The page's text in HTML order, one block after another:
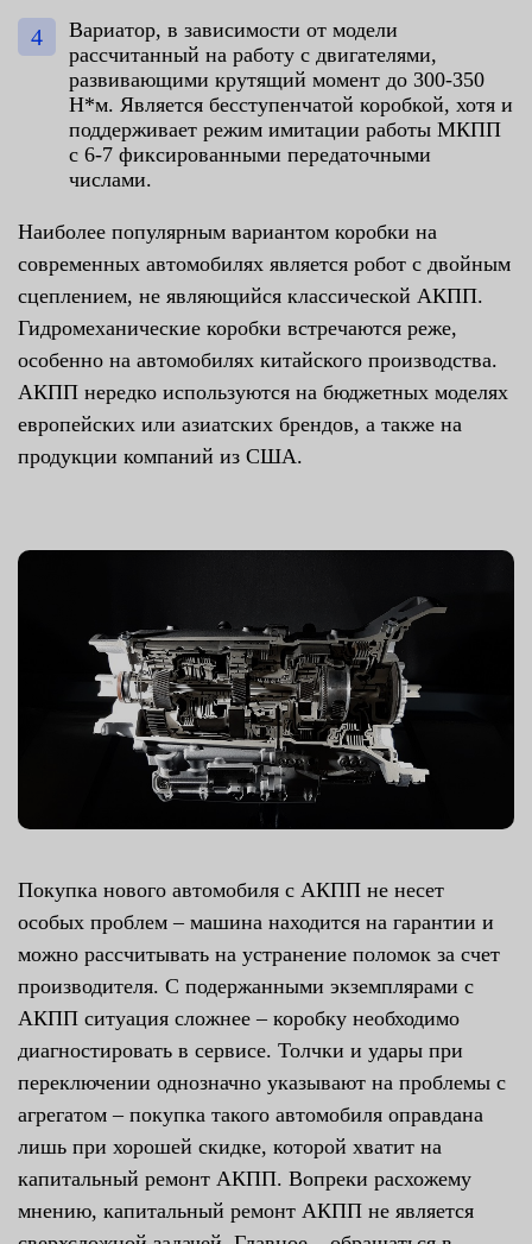
Вариатор, в зависимости от модели
рассчитанный на работу с двигателями,
развивающими крутящий момент до 300-350
Н*м. Является бесступенчатой коробкой, хотя и
поддерживает режим имитации работы МКПП
с 6-7 фиксированными передаточными
числами.
Наиболее популярным вариантом коробки на
современных автомобилях является робот с двойным
сцеплением, не являющийся классической АКПП.
Гидромеханические коробки встречаются реже,
особенно на автомобилях китайского производства.
АКПП нередко используются на бюджетных моделях
европейских или азиатских брендов, а также на
продукции компаний из США.
Покупка нового автомобиля с АКПП не несет
особых проблем – машина находится на гарантии и
можно рассчитывать на устранение поломок за счет
производителя. С подержанными экземплярами с
АКПП ситуация сложнее – коробку необходимо
диагностировать в сервисе. Толчки и удары при
переключении однозначно указывают на проблемы с
агрегатом – покупка такого автомобиля оправдана
лишь при хорошей скидке, которой хватит на
капитальный ремонт АКПП. Вопреки расхожему
мнению, капитальный ремонт АКПП не является